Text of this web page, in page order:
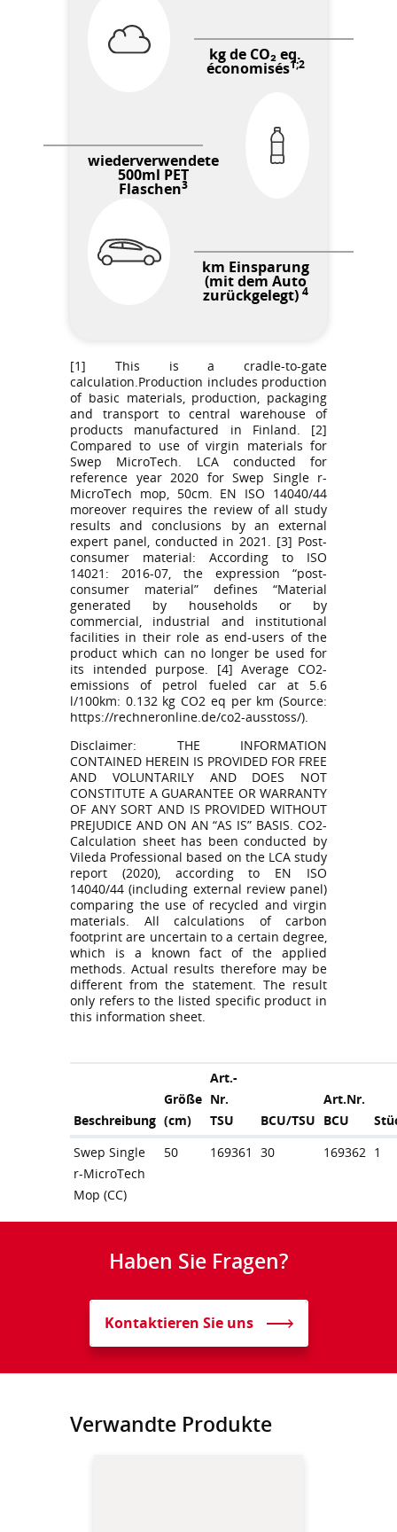
kg de CO₂ eq.
économisés1;2
wiederverwendete
500ml PET
Flaschen3
km Einsparung
(mit dem Auto
zurückgelegt) 4
[1] This is a cradle-to-gate
calculation.Production includes production
of basic materials, production, packaging
and transport to central warehouse of
products manufactured in Finland. [2]
Compared to use of virgin materials for
Swep MicroTech. LCA conducted for
reference year 2020 for Swep Single r-
MicroTech mop, 50cm. EN ISO 14040/44
moreover requires the review of all study
results and conclusions by an external
expert panel, conducted in 2021. [3] Post-
consumer material: According to ISO
14021: 2016-07, the expression “post-
consumer material” defines “Material
generated by households or by
commercial, industrial and institutional
facilities in their role as end-users of the
product which can no longer be used for
its intended purpose. [4] Average CO2-
emissions of petrol fueled car at 5.6
l/100km: 0.132 kg CO2 eq per km (Source:
https://rechneronline.de/co2-ausstoss/).
Disclaimer: THE INFORMATION
CONTAINED HEREIN IS PROVIDED FOR FREE
AND VOLUNTARILY AND DOES NOT
CONSTITUTE A GUARANTEE OR WARRANTY
OF ANY SORT AND IS PROVIDED WITHOUT
PREJUDICE AND ON AN “AS IS” BASIS. CO2-
Calculation sheet has been conducted by
Vileda Professional based on the LCA study
report (2020), according to EN ISO
14040/44 (including external review panel)
comparing the use of recycled and virgin
materials. All calculations of carbon
footprint are uncertain to a certain degree,
which is a known fact of the applied
methods. Actual results therefore may be
different from the statement. The result
only refers to the listed specific product in
this information sheet.
Beschreibung
Größe
(cm)
Art.-
Nr.
TSU
BCU/TSU
Art.Nr.
BCU
Swep Single
r-MicroTech
Mop (CC)
50 169361 30 169362 1
Haben Sie Fragen?
Kontaktieren Sie uns
Verwandte Produkte